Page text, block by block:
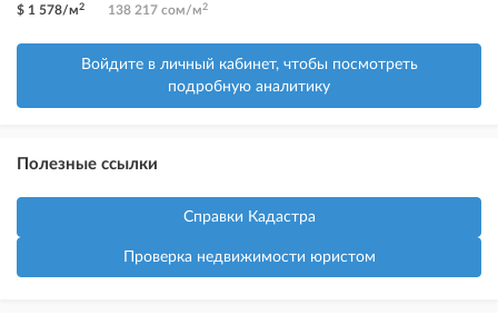
$ 1 578/м2 138 217 сом/м2
Войдите в личный кабинет, чтобы посмотреть
подробную аналитику
Полезные ссылки
Справки Кадастра
Проверка недвижимости юристом